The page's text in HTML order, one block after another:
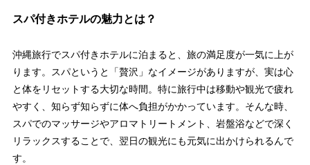
スパ付きホテルの魅力とは？
沖縄旅行でスパ付きホテルに泊まると、旅の満足度が一気に上が
ります。スパというと「贅沢」なイメージがありますが、実は心
と体をリセットする大切な時間。特に旅行中は移動や観光で疲れ
やすく、知らず知らずに体へ負担がかかっています。そんな時、
スパでのマッサージやアロマトリートメント、岩盤浴などで深く
リラックスすることで、翌日の観光にも元気に出かけられるんで
す。